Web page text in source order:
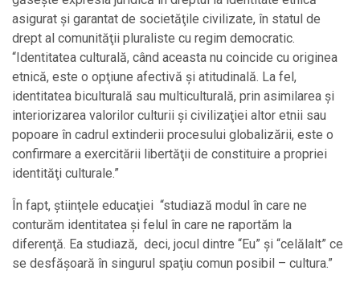
asigurat şi garantat de societăţile civilizate, în statul de
drept al comunităţii pluraliste cu regim democratic.
“Identitatea culturală, când aceasta nu coincide cu originea
etnică, este o opţiune afectivă şi atitudinală. La fel,
identitatea biculturală sau multiculturală, prin asimilarea şi
interiorizarea valorilor culturii şi civilizaţiei altor etnii sau
popoare în cadrul extinderii procesului globalizării, este o
confirmare a exercitării libertăţii de constituire a propriei
identităţi culturale.”
În fapt, ştiinţele educaţiei “studiază modul în care ne
conturăm identitatea şi felul în care ne raportăm la
diferenţă. Ea studiază, deci, jocul dintre “Eu” şi “celălalt” ce
se desfăşoară în singurul spaţiu comun posibil – cultura.”